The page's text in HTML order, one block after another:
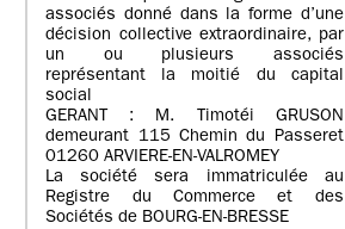
associés donné dans la forme d’une
décision collective extraordinaire, par
un ou plusieurs associés
représentant la moitié du capital
social
GERANT : M. Timotéi GRUSON
demeurant 115 Chemin du Passeret
01260 ARVIERE-EN-VALROMEY
La société sera immatriculée au
Registre du Commerce et des
Sociétés de BOURG-EN-BRESSE